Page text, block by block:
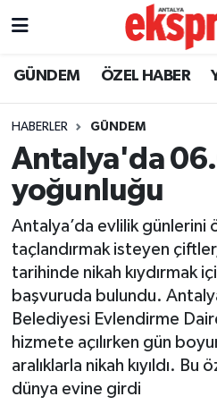
GÜNDEM ÖZEL HABER
HABERLER GÜNDEM
Antalya'da
yoğunluğu
Antalya’da evlilik günlerini
taçlandırmak isteyen
tarihinde nikah kıydırmak
başvuruda bulundu.
Belediyesi Evlendirme
hizmete açılırken gün
aralıklarla nikah kıyıldı.
dünya evine girdi
ÖZEL HABER
YEREL GÜNDEM
EKONOMİ
KÜLTÜR - SANAT
SPOR
SİYASET
SAĞLIK
Nöbetçi Eczaneler
Trafik Durumu
Süper Lig Puan Durumu
Tüm Manşetler
Son Dakika Haberleri
Haber Arşivi